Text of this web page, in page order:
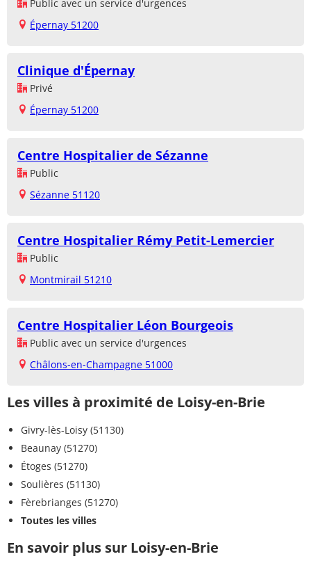
Public avec un service d'urgences
Épernay 51200
Clinique d'Épernay
Privé
Épernay 51200
Centre Hospitalier de Sézanne
Public
Sézanne 51120
Centre Hospitalier Rémy Petit-Lemercier
Public
Montmirail 51210
Centre Hospitalier Léon Bourgeois
Public avec un service d'urgences
Châlons-en-Champagne 51000
Les villes à proximité de Loisy-en-Brie
Givry-lès-Loisy (51130)
Beaunay (51270)
Étoges (51270)
Soulières (51130)
Fèrebrianges (51270)
Toutes les villes
En savoir plus sur Loisy-en-Brie